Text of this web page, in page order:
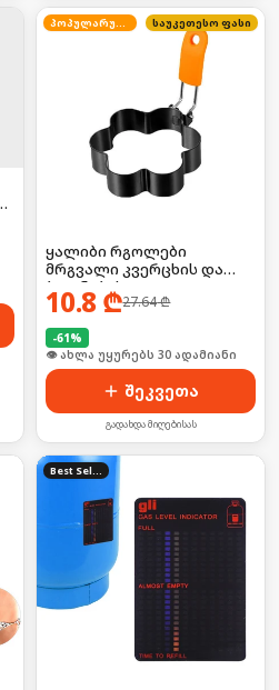
პოპულარული საუკეთესო ფასი
ყალიბი რგოლები
მრგვალი კვერცხის და
ბლინების
10.8 ₾27.64₾
-61%
🛒 ბოლო 24სთ-ში იყიდა 40-მა
შეკვეთა
გადახდა მიღებისას
Best Seller